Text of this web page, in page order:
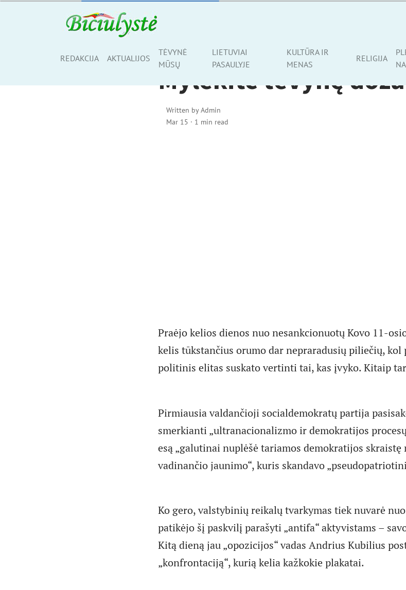
REDAKCIJA AKTUALIJOS
TĖVYNĖ
MŪSŲ
LIETUVIAI
PASAULYJE
KULTŪRA IR
MENAS
RELIGIJA
AKTUALIJOS
Mylėkite tėvynę
Written byAdmin
Mar 15 · 1 min read
Praėjo kelios dienos nuo nesankcionuotų Kovo 11-
kelis tūkstančius orumo dar nepraradusių piliečių, kol
politinis elitas suskato vertinti tai, kas įvyko. Kitaip
Pirmiausia valdančioji socialdemokratų partija
smerkianti „ultranacionalizmo ir demokratijos
esą „galutinai nuplėšė tariamos demokratijos skraistę
vadinančio jaunimo“, kuris skandavo
Ko gero, valstybinių reikalų tvarkymas tiek nuvarė
patikėjo šį paskvilį parašyti „antifa“ aktyvistams –
Kitą dieną jau „opozicijos“ vadas Andrius Kubilius
„konfrontaciją“, kurią kelia kažkokie plakatai.
Share